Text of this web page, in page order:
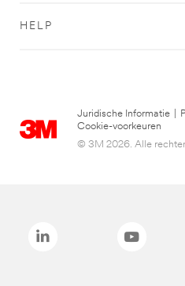
HELP
Juridische Informatie
Cookie-voorkeuren
© 3M 2026. Alle